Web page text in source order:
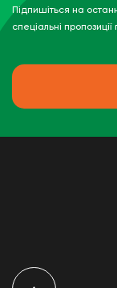
Підпишіться на
спеціальні